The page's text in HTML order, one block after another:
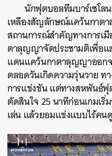
นักฟุตบอลทีมบาร์เซโล
เหลืองสัญลักษณ์แคว้นกาต
สถานการณ์สำคัญทางการเ
ตาลุญญาจัดประชามติเพื่อแ
แดนแคว้นกาตาลุญญาออก
ตลอดวันเกิดความวุ่นวาย ท
การแข่งขัน แต่ทางสหพันธ์
ตัดสินใจ 25 นาทีก่อนเกมเริ่
เล่น แล้วยอมแข่งแบบไร้คนดู